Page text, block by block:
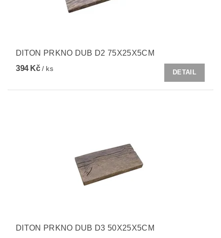
DITON PRKNO DUB D2 75X25X5CM
394 Kč/ ks
DETAIL
DITON PRKNO DUB D3 50X25X5CM